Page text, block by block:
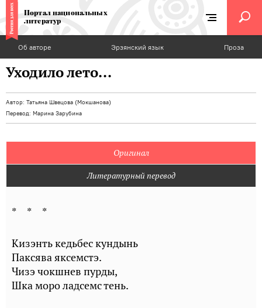
Портал национальных
литератур
Об авторе Эрзянский язык Проза
Уходило лето...
Автор: Татьяна Швецова (Мокшанова)
Перевод: Марина Зарубина
Оригинал
Литературный перевод
* * *
Кизэнть кедьбес кундынь
Паксява яксемстэ.
Чизэ чокшнев пурды,
Шка моро ладсемс тень.